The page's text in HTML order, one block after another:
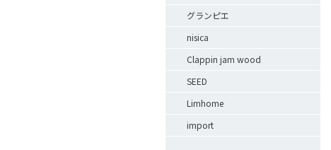
グランピエ
nisica
Clappin jam wood
SEED
Limhome
import